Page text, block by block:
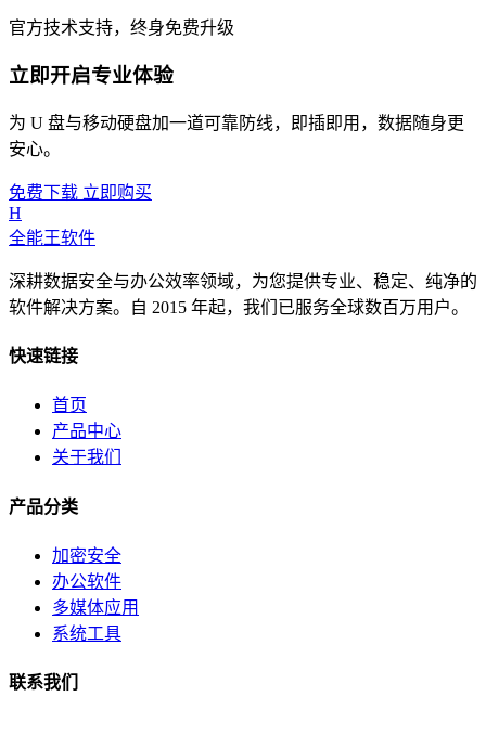
官方技术支持，终身免费升级
立即开启专业体验
为 U 盘与移动硬盘加一道可靠防线，即插即用，数据随身更
安心。
免费下载 立即购买
H
全能王软件
深耕数据安全与办公效率领域，为您提供专业、稳定、纯净的
软件解决方案。自 2015 年起，我们已服务全球数百万用户。
快速链接
首页
产品中心
关于我们
产品分类
加密安全
办公软件
多媒体应用
系统工具
联系我们